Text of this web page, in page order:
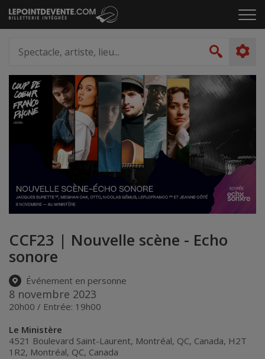
Passer
au
le
artiste,
lieu...
CCF23 | Nouvelle scène - Echo
sonore
Événement en personne
8 novembre 2023
20h00 / Entrée: 19h00
Le Ministère
4521 Boulevard Saint-Laurent, Montréal, QC, Canada, H2T
1R2, Montréal, QC, Canada